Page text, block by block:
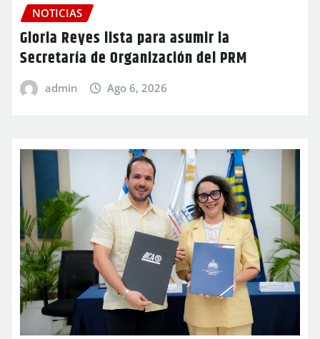
NOTICIAS
Gloria Reyes lista para asumir la
Secretaría de Organización del PRM
admin Ago 6, 2026